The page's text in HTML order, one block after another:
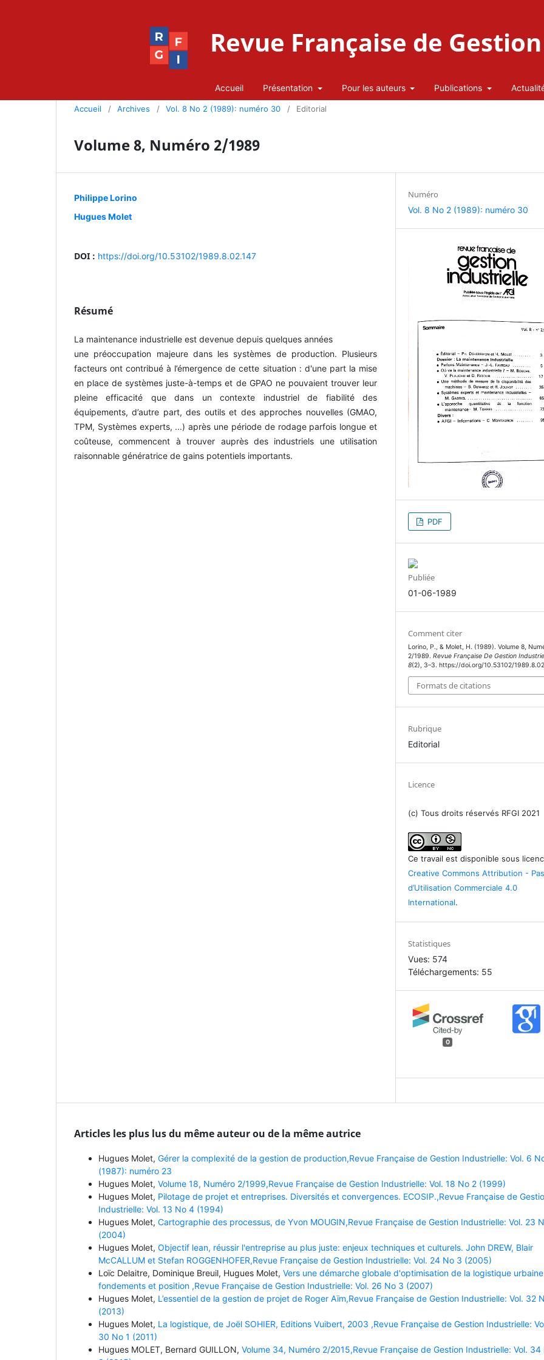
Revue Française de
Accueil Présentation Pour les auteurs Publications
Accueil / Archives / Vol. 8 No 2 (1989): numéro 30 / Editorial
Volume 8, Numéro 2/1989
Philippe Lorino
Hugues Molet
DOI : https://doi.org/10.53102/1989.8.02.147
Résumé
La maintenance industrielle est devenue depuis quelques années
une préoccupation majeure dans les systèmes de production. Plusieurs
facteurs ont contribué à l’émergence de cette situation : d'une part la mise
en place de systèmes juste-à-temps et de GPAO ne pouvaient trouver leur
pleine efficacité que dans un contexte industriel de fiabilité des
équipements, d’autre part, des outils et des approches nouvelles (GMAO,
TPM, Systèmes experts, ...) après une période de rodage parfois longue et
coûteuse, commencent à trouver auprès des industriels une utilisation
raisonnable génératrice de gains potentiels importants.
Numéro
Vol. 8 No 2 (1989): numéro 30
PDF
Publiée
01-06-1989
Comment citer
Lorino, P., & Molet, H. (1989). Volume 8,
2/1989.Revue Française De Gestion
8(2), 3–3. https://doi.org/10.53102/
Formats de citations
Rubrique
Editorial
Licence
(c) Tous droits réservés RFGI 2021
Ce travail est disponible sous
Creative Commons Attribution - Pas
d’Utilisation Commerciale 4.0
International.
Statistiques
Vues: 574
Téléchargements: 55
0
Articles les plus lus du même auteur ou de la même autrice
Hugues Molet, Gérer la complexité de la gestion de production,Revue Française de Gestion Industrielle: Vol. 6
(1987): numéro 23
Hugues Molet, Volume 18, Numéro 2/1999,Revue Française de Gestion Industrielle: Vol. 18 No 2 (1999)
Hugues Molet, Pilotage de projet et entreprises. Diversités et convergences. ECOSIP.,Revue Française de
Industrielle: Vol. 13 No 4 (1994)
Hugues Molet, Cartographie des processus, de Yvon MOUGIN,Revue Française de Gestion Industrielle: Vol. 23
(2004)
Hugues Molet, Objectif lean, réussir l'entreprise au plus juste: enjeux techniques et culturels. John DREW, Blair
McCALLUM et Stefan ROGGENHOFER,Revue Française de Gestion Industrielle: Vol. 24 No 3 (2005)
Loïc Delaitre, Dominique Breuil, Hugues Molet, Vers une démarche globale d'optimisation de la logistique
fondements et position ,Revue Française de Gestion Industrielle: Vol. 26 No 3 (2007)
Hugues Molet, L’essentiel de la gestion de projet de Roger Aïm,Revue Française de Gestion Industrielle: Vol. 32
(2013)
Hugues Molet, La logistique, de Joël SOHIER, Editions Vuibert, 2003 ,Revue Française de Gestion Industrielle:
30 No 1 (2011)
Hugues MOLET, Bernard GUILLON, Volume 34, Numéro 2/2015,Revue Française de Gestion Industrielle: Vol. 34